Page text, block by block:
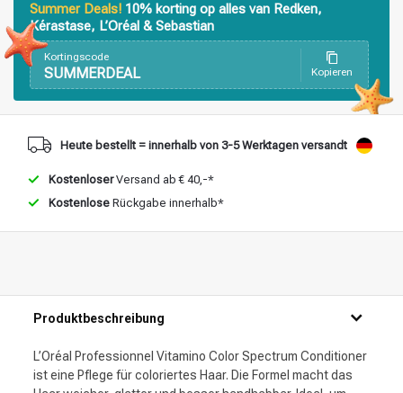
Summer Deals! 10% korting op alles van Redken,
Kérastase, L’Oréal & Sebastian
Kortingscode
SUMMERDEAL Kopieren
Heute bestellt = innerhalb von 3-5 Werktagen versandt
KostenloserVersand ab € 40,-*
Kostenlose Rückgabe innerhalb*
Produktbeschreibung
L’Oréal Professionnel Vitamino Color Spectrum Conditioner
ist eine Pflege für coloriertes Haar. Die Formel macht das